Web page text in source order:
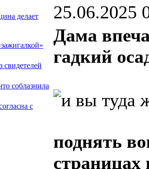
делает
свидетелей
соблазнила
с
25.06.2025
Дама
гадкий
поднять
страницах